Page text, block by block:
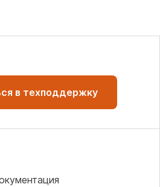
в техподдержку